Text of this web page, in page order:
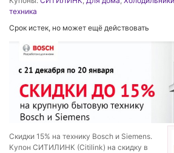
техника
Срок истек, но может ещё действовать
Скидки 15% на технику Bosch и Siemens.
Купон СИТИЛИНК (Citilink) на скидку в